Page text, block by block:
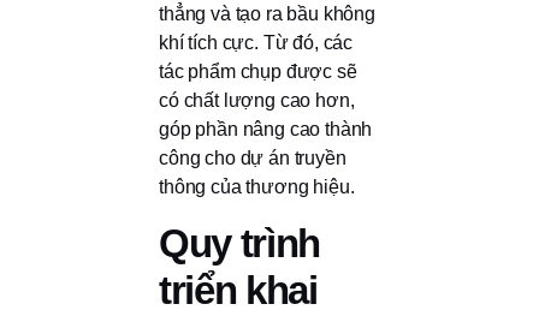
thẳng và tạo ra bầu không
khí tích cực. Từ đó, các
tác phẩm chụp được sẽ
có chất lượng cao hơn,
góp phần nâng cao thành
công cho dự án truyền
thông của thương hiệu.
Quy trình
triển khai